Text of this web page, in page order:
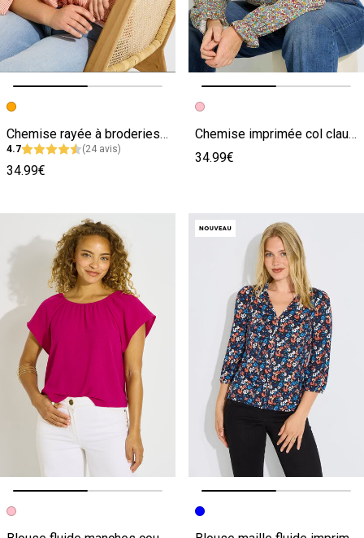
Image précédente
Image suivante
Chemise rayée à broderies femme
4.7 (24 avis)
34.99€
Image précédente
Image suivante
Chemise imprimée col claudine femme
34.99€
Image précédente
Image suivante
Image précédente
Image suivante